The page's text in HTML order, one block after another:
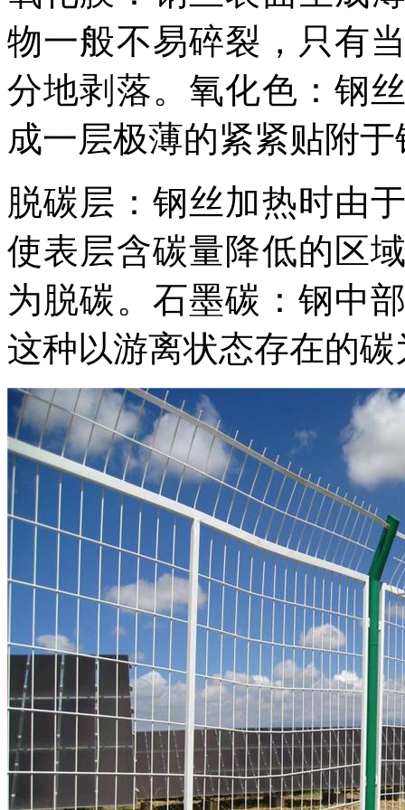
物一般不易碎裂，只有
分地剥落。氧化色：钢
成一层极薄的紧紧贴附
脱碳层：钢丝加热时由
使表层含碳量降低的区
为脱碳。石墨碳：钢中
这种以游离状态存在的